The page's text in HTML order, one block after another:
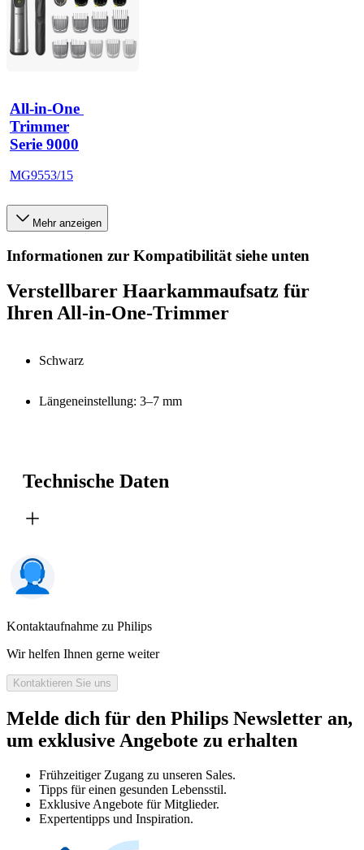
All-in-One
Trimmer
Serie 9000
MG9553/15
Mehr anzeigen
Informationen zur Kompatibilität siehe unten
Verstellbarer Haarkammaufsatz für
Ihren All-in-One-Trimmer
Schwarz
Längeneinstellung: 3–7 mm
Technische Daten
Kontaktaufnahme zu Philips
Wir helfen Ihnen gerne weiter
Kontaktieren Sie uns
Melde dich für den Philips Newsletter an,
um exklusive Angebote zu erhalten
Frühzeitiger Zugang zu unseren Sales.
Tipps für einen gesunden Lebensstil.
Exklusive Angebote für Mitglieder.
Expertentipps und Inspiration.